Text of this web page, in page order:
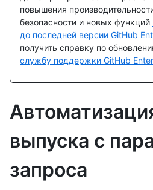
повышения
безопасности и новых функций
до последней версии GitHub
получить справку по
службу поддержки GitHub
выпуска с
запроса